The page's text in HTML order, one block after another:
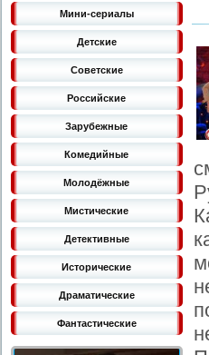
Мини-сериалы
Детские
Советские
Российские
Зарубежные
Комедийные
Молодёжные
Мистические
Детективные
Исторические
Драматические
Фантастические